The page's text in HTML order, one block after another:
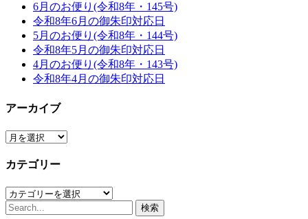
6月のお便り(令和8年・145号)
令和8年6月の御朱印対応日
5月のお便り(令和8年・144号)
令和8年5月の御朱印対応日
4月のお便り(令和8年・143号)
令和8年4月の御朱印対応日
アーカイブ
ア
カ
ブ
カテゴリー
カ
テ
検